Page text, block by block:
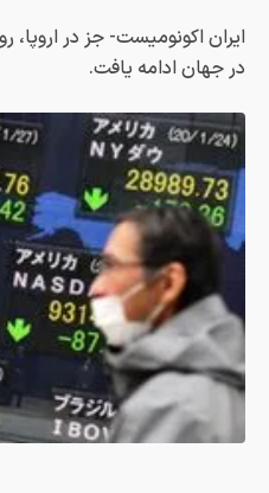
ایران اکونومیست- جز در
در جهان ادامه یافت.